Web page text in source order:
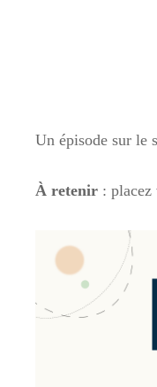
Un épisode sur le
À retenir : placez